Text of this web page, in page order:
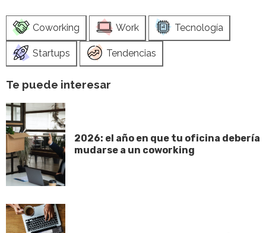
Coworking Work Tecnología
Startups Tendencias
Te puede interesar
2026: el año en que tu oficina debería
mudarse a un coworking